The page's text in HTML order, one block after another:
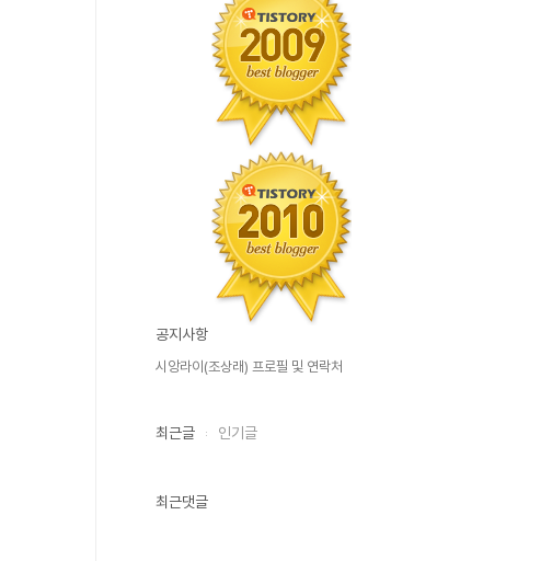
공지사항
시앙라이(조상래) 프로필 및 연락처
최근글 인기글
최근댓글